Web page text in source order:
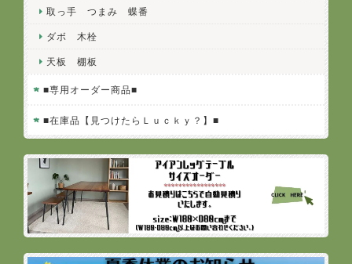
取っ手 つまみ 蝶番
ダボ 木栓
天板 棚板
■専用オーダー商品■
■在庫品【見つけたらＬｕｃｋｙ？】■